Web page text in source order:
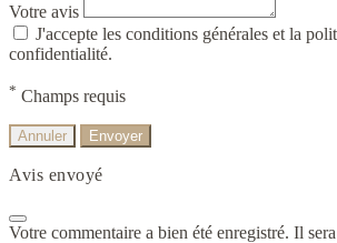
Votre avis
J'accepte les conditions générales et la
confidentialité.
* Champs requis
Annuler Envoyer
Avis envoyé
Votre commentaire a bien été enregistré. Il